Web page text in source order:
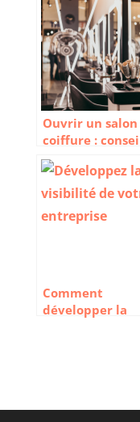
Ouvrir un salon
coiffure :
pour bien se
Comment
développer la